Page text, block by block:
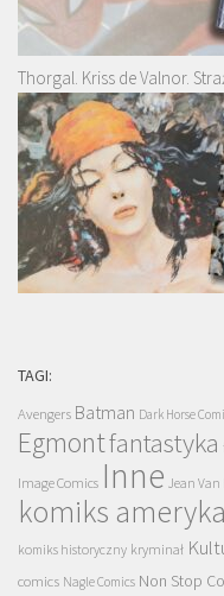
Thorgal. Kriss de Valnor.
TAGI:
Avengers Batman Dark Horse
Egmontfantastyka
Image Comics Inne Jean Van
komiks
komiks historyczny kryminał
comics Nagle Comics Non Stop